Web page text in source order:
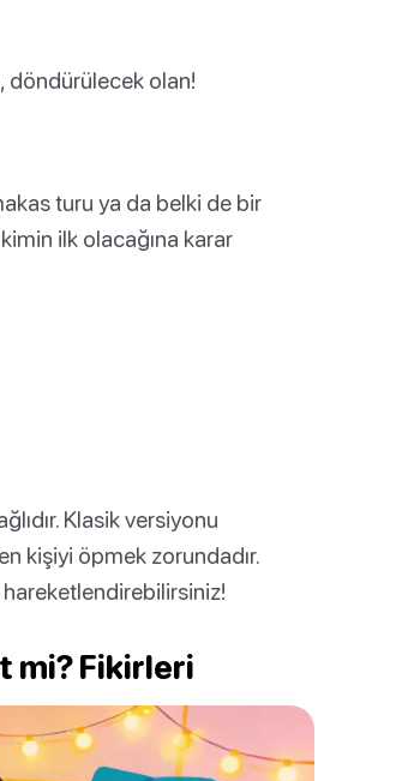
döndürülecek olan!
turu ya da belki de bir
ilk olacağına karar
Klasik versiyonu
kişiyi öpmek zorundadır.
mi? Fikirleri